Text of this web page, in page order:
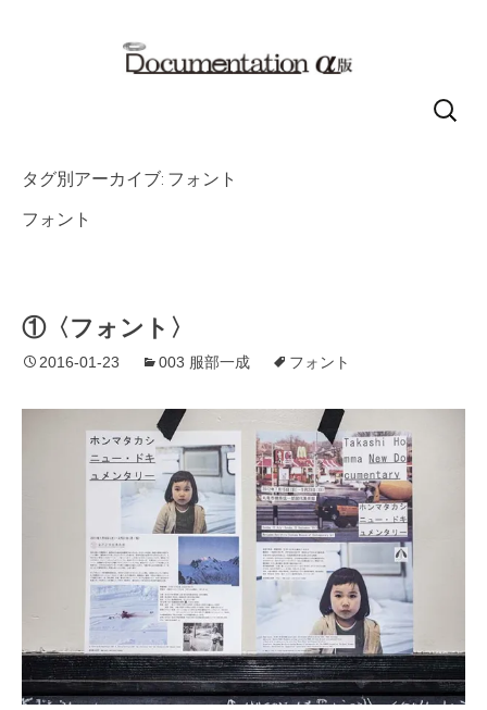
検
タグ別アーカイブ: フォント
フォント
①〈フォント〉
2016-01-23 003 服部一成 フォント